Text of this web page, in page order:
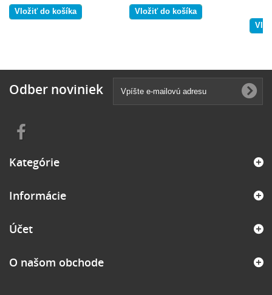
Vložiť do košíka Vložiť do košíka
Odber noviniek
Kategórie
Informácie
Účet
O našom obchode